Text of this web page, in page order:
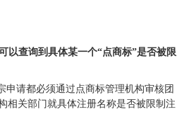
以查询到具体某一个“点商标”是否被限
申请都必须通过点商标管理机构审核团
相关部门就具体注册名称是否被限制注